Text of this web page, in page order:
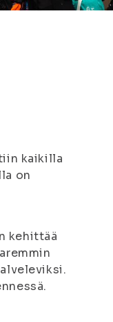
kaikilla
on
kehittää